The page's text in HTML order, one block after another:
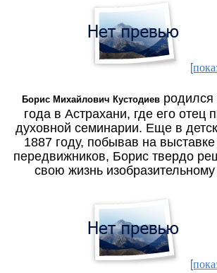
Борис Михайлович Кустодиевродился
года в Астрахани, где его отец
духовной семинарии. Еще в
1887 году, побывав на
передвижников, Борис твердо
свою жизнь изобразительному